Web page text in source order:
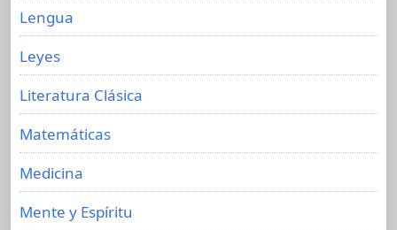
Lengua
Leyes
Literatura Clásica
Matemáticas
Medicina
Mente y Espíritu